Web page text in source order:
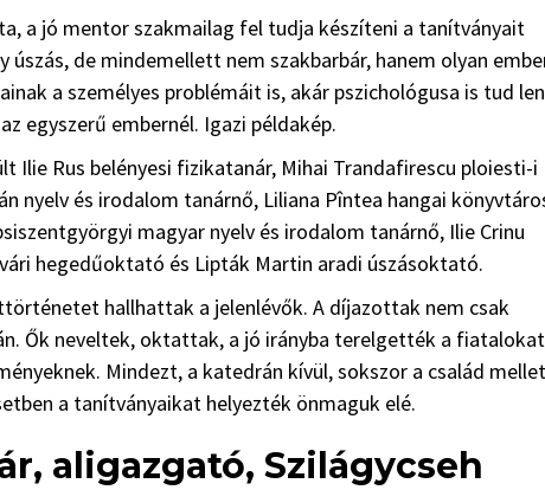
a jó mentor szakmailag fel tudja készíteni a tanítványait
de mindemellett nem szakbarbár, hanem olyan
a személyes problémáit is, akár pszichológusa is tud
egyszerű embernél. Igazi példakép.
Ilie Rus belényesi fizikatanár, Mihai Trandafirescu ploiesti-i
nyelv és irodalom tanárnő, Liliana Pîntea hangai
magyar nyelv és irodalom tanárnő, Ilie Crinu
hegedűoktató és Lipták Martin aradi úszásoktató.
hallhattak a jelenlévők. A díjazottak nem csak
Ők neveltek, oktattak, a jó irányba terelgették a
Mindezt, a katedrán kívül, sokszor a család
a tanítványaikat helyezték önmaguk elé.
aligazgató, Szilágycseh